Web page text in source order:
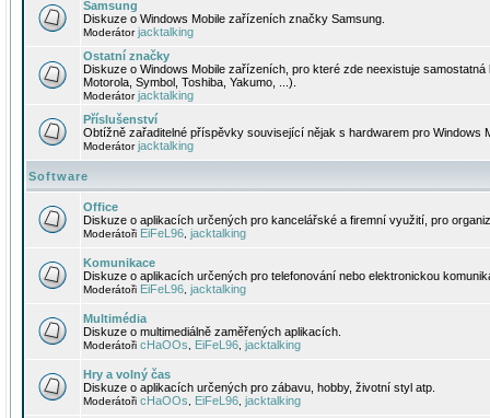
Samsung
Diskuze o Windows Mobile zařízeních značky Samsung.
Moderátorjacktalking
Ostatní značky
Diskuze o Windows Mobile zařízeních, pro které zde neexistuje
Motorola, Symbol, Toshiba, Yakumo, ...).
Moderátorjacktalking
Příslušenství
Obtížně zařaditelné příspěvky související nějak s hardwarem pro Windows
Moderátorjacktalking
Software
Office
Diskuze o aplikacích určených pro kancelářské a firemní využití, pro
Moderátoři EiFeL96 jacktalking
Komunikace
Diskuze o aplikacích určených pro telefonování nebo elektronickou
Moderátoři EiFeL96 jacktalking
Multimédia
Diskuze o multimediálně zaměřených aplikacích.
Moderátoři cHaOOs EiFeL96 jacktalking
Hry a volný čas
Diskuze o aplikacích určených pro zábavu, hobby, životní styl atp.
Moderátoři cHaOOs EiFeL96 jacktalking